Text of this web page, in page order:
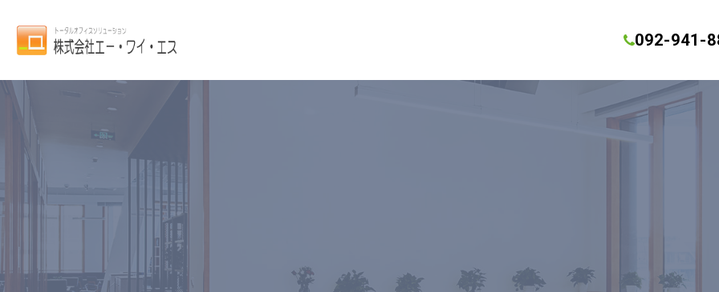
092-941-
国内シェアNo1バックアップアプライアンス
BCP対策とランサムウェア対策を実現
Barracuda